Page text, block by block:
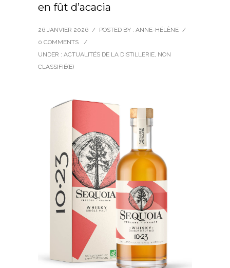
en fût d’acacia
26 JANVIER 2026 / POSTED BY : ANNE-HÉLÈNE /
0 COMMENTS
/
UNDER : ACTUALITÉS DE LA DISTILLERIE NON
CLASSIFIÉ(E)